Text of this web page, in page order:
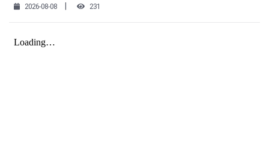
2026-08-08 | 231